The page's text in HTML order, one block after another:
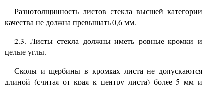
Разнотолщинность листов стекла высшей категории
качества не должна превышать0,6мм.
2.3. Листы стекла должны иметь ровные кромки и
целые углы.
Сколы и щербины в кромках листа не допускаются
длиной (считая от края к центру листа) более5 мм и